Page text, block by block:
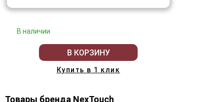
В наличии
В КОРЗИНУ
Купить в 1 клик
Товары бренда NexTouch